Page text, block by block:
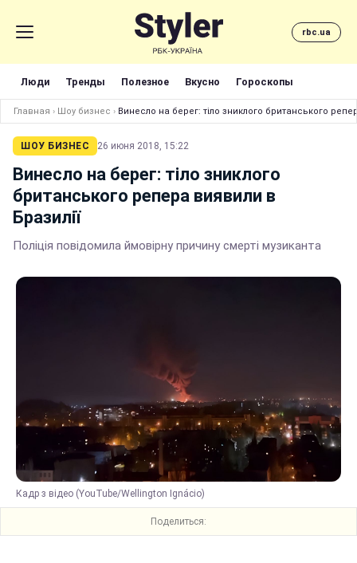
rbc.ua
Люди Тренды Полезное Вкусно Гороскопы
Главная › Шоу бизнес › Винесло на берег: тіло зниклого британського
ШОУ БИЗНЕС 26 июня 2018, 15:22
Винесло на берег: тіло зниклого
британського репера виявили в
Бразилії
Поліція повідомила ймовірну причину смерті музиканта
Кадр з відео (YouTube/Wellington Ignácio)
Поделиться: